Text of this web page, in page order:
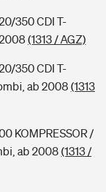
350 CDI T-
(1313 / AGZ)
350 CDI T-
ab 2008 (1313
KOMPRESSOR /
ab 2008 (1313 /